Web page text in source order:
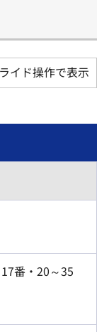
イド操作で表示
番・20～35